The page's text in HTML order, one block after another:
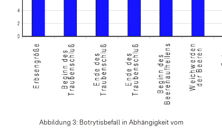
Abbildung 3: Botrytisbefall in Abhängigkeit vom